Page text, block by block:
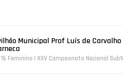
Municipal Prof Luís de
16 Feminino | XXV Campeonato Nacional